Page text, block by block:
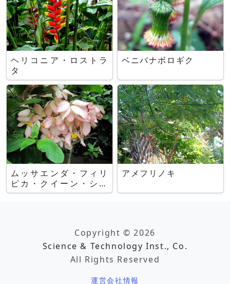
ヘリコニア・ロストラ
タ
ベニバナボロギク
ムッサエンダ・フィリ
ピカ・クイーン・シリ
キット
アメフリノキ
Copyright © 2026
Science & Technology Inst., Co.
All Rights Reserved
運営会社情報